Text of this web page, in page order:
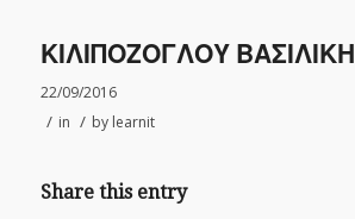
ΚΙΛΙΠΟΖΟΓΛΟΥ ΒΑΣΙΛΙΚΗ
22/09/2016
/ in / by learnit
Share this entry